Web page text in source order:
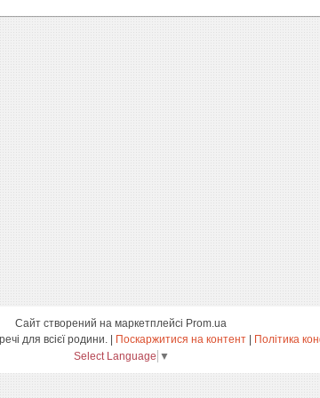
Сайт створений на маркетплейсі Prom.ua
Поскаржитися на контент
Політика
Select Language ▼